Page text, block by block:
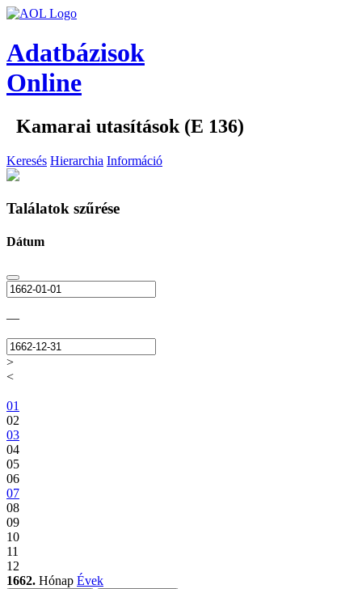
Adatbázisok
Online
Kamarai utasítások (E 136)
Keresés Hierarchia Információ
Találatok szűrése
Dátum
—
>
<
01
02
03
04
05
06
07
08
09
10
11
12
1662. Hónap Évek